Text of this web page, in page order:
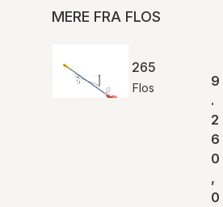
MERE FRA FLOS
265
Flos
9
.
2
6
0
,
0